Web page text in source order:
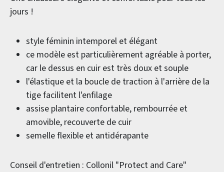
jours !
style féminin intemporel et élégant
ce modèle est particulièrement agréable à porter,
car le dessus en cuir est très doux et souple
l'élastique et la boucle de traction à l'arrière de la
tige facilitent l'enfilage
assise plantaire confortable, rembourrée et
amovible, recouverte de cuir
semelle flexible et antidérapante
Conseil d'entretien : Collonil "Protect and Care"